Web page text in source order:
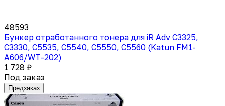
48593
Бункер отработанного тонера для iR Adv C3325,
C3330, C5535, C5540, C5550, C5560 (Katun FM1-
A606/WT-202)
1 728 ₽
Под заказ
Предзаказ